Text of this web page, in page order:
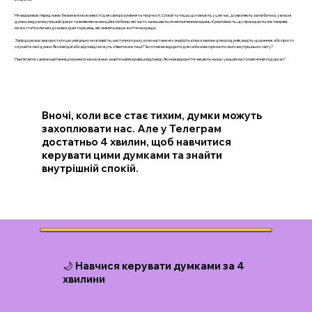
Ніч відкриває перед нами безмежні можливості для саморозуміння та творчості. Спокій та тиша, що панують у цей час, дозволяють заглибитись у власні
думки, ведучи внутрішній діалог та виявляючи емоційні глибини, які часто залишаються непоміченими вдень. Креативність, що прокидається в темряві,
може стати ключем до нових ідей та рішень, які змінять ваше життя на краще.
Запрошую вас використати цю унікальну можливість: наступного разу, коли настане ніч, знайдіть кілька хвилин для роздумів, ведіть щоденник або просто
слухайте свої думки. Які нові ідеї або відповіді можуть з’явитися в тиші? Чи готові ви відкрити для себе нові горизонти свого внутрішнього світу?
Пам’ятайте: саме в найтемніші моменти ми можемо знайти найяскравіші відповіді. Які нові відкриття чекають на вас у вашій наступній нічній подорожі?
Вночі, коли все стає тихим, думки можуть
захоплювати нас. Але у Телеграм
достатньо 4 хвилин, щоб навчитися
керувати цими думками та знайти
внутрішній спокій.
🌙 Навчися керувати думками за 4
хвилини